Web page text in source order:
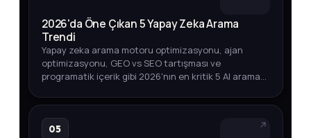
2026'da Öne Çıkan 5 Yapay Zeka Arama
Trendi
Yapay zeka arama motoru optimizasyonu, ajan
optimizasyonu, GEO vs SEO tartışması ve
programatik içerik gibi 2026'nın en kritik 5 AI arama
05